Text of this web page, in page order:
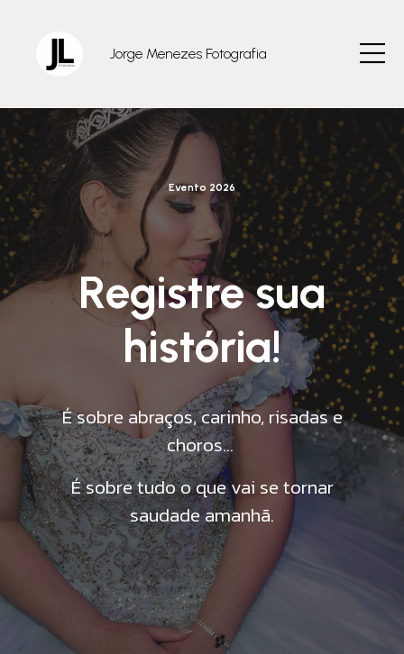
Jorge Menezes Fotografia
Evento 2026
Registre sua
história!
É sobre abraços, carinho, risadas e
choros...
É sobre tudo o que vai se tornar
saudade amanhã.